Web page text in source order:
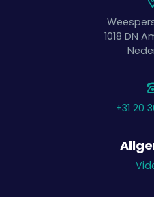
Die Spieler tippen
über das Brett zu
bei einem Tip-In)
die den Ball in
in den anderen Korb
die andere
(bei einer
1018 DN
+31 20